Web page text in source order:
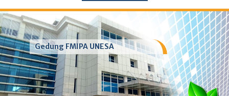
Gedung FMIPA UNESA